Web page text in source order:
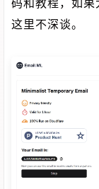
码和教程，如果
这里不深谈。